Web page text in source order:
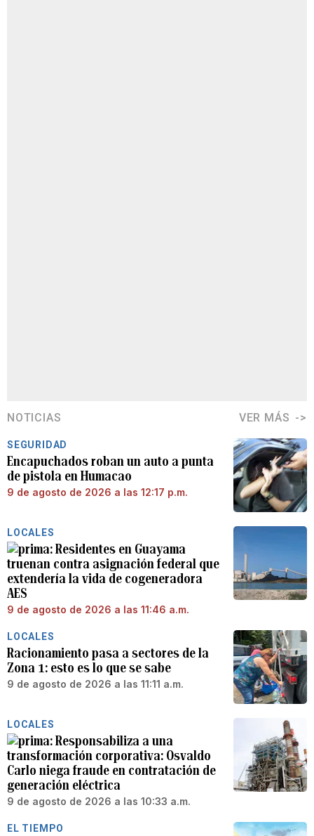
NOTICIAS VER MÁS
SEGURIDAD
Encapuchados roban un auto a punta
de pistola en Humacao
9 de agosto de 2026 a las 12:17 p.m.
LOCALES
Residentes en Guayama
truenan contra asignación federal que
extendería la vida de cogeneradora
AES
9 de agosto de 2026 a las 11:46 a.m.
LOCALES
Racionamiento pasa a sectores de la
Zona 1: esto es lo que se sabe
9 de agosto de 2026 a las 11:11 a.m.
LOCALES
Responsabiliza a una
transformación corporativa: Osvaldo
Carlo niega fraude en contratación de
generación eléctrica
9 de agosto de 2026 a las 10:33 a.m.
EL TIEMPO